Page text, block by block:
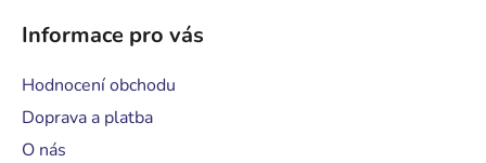
Informace pro vás
Hodnocení obchodu
Doprava a platba
O nás